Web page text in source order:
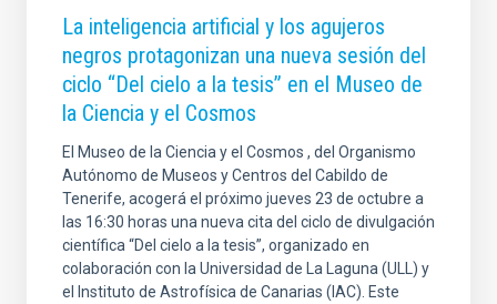
La inteligencia artificial y los agujeros
negros protagonizan una nueva sesión del
ciclo “Del cielo a la tesis” en el Museo de
la Ciencia y el Cosmos
El Museo de la Ciencia y el Cosmos , del Organismo
Autónomo de Museos y Centros del Cabildo de
Tenerife, acogerá el próximo jueves 23 de octubre a
las 16:30 horas una nueva cita del ciclo de divulgación
científica “Del cielo a la tesis”, organizado en
colaboración con la Universidad de La Laguna (ULL) y
el Instituto de Astrofísica de Canarias (IAC). Este